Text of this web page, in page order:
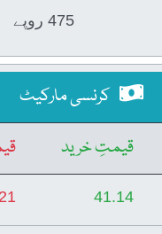
475 روپے
کرنسی مارکیٹ
قیمتِ خرید
41.14